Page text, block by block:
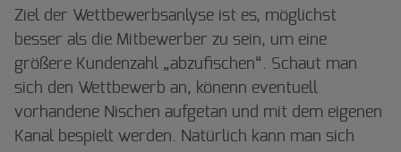
Ziel der Wettbewerbsanlyse ist es, möglichst
besser als die Mitbewerber zu sein, um eine
größere Kundenzahl „abzufischen“. Schaut man
sich den Wettbewerb an, könenn eventuell
vorhandene Nischen aufgetan und mit dem eigenen
Kanal bespielt werden. Natürlich kann man sich